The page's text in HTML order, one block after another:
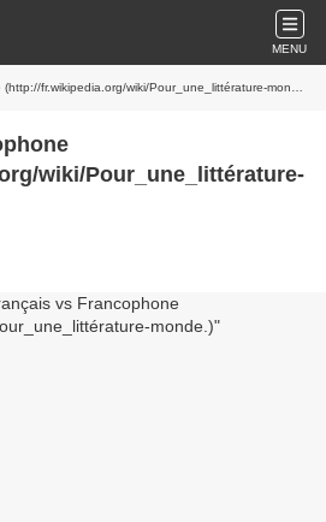
MENU
fr.wikipedia.org/wiki/Pour_une_littérature-monde.)
wiki/Pour_une_littérature-